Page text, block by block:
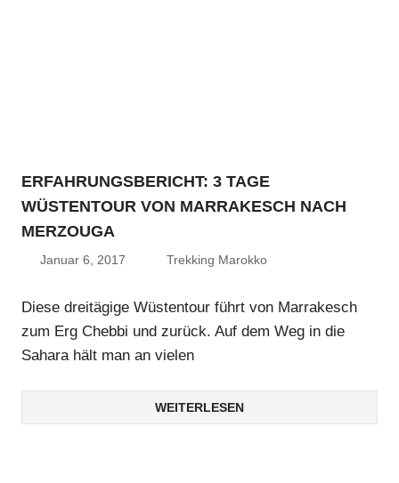
ERFAHRUNGSBERICHT: 3 TAGE
WÜSTENTOUR VON MARRAKESCH NACH
MERZOUGA
Januar 6, 2017 Trekking Marokko
Diese dreitägige Wüstentour führt von Marrakesch
zum Erg Chebbi und zurück. Auf dem Weg in die
Sahara hält man an vielen
WEITERLESEN